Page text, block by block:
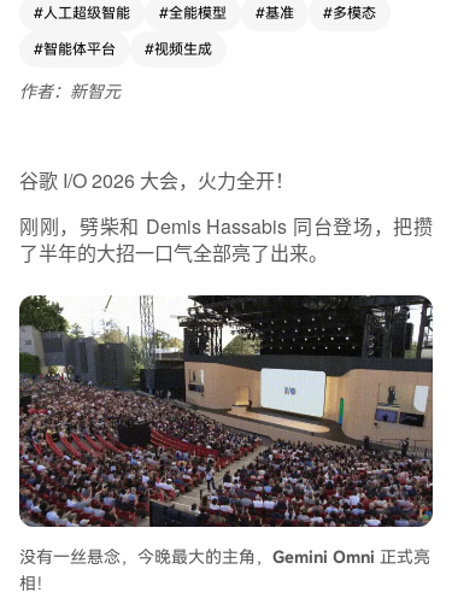
旗舰模型“Gemini 3.5 Flash”。该模型在编码、智
能体任务等多项基准测试中，性能全面超越了前代
超越了竞争对手的同类模型。与之配套的“Antigrav
功能完整的操作系统内核。 此外，谷歌发布了个
深度集成谷歌办公套件，能够7×24小时在云端运
行，根据用户指令自动跨应用（如Gmail、Docs、
规划活动等。 其他重要发布还包括：Gemini App
改版并改为算力计费、AI Ultra订阅计划调整以及
谷歌搜索25年来最大升级（接入Gemini 3.5 Flas
h）。 整场大会展示了谷歌在实现全模态理解与生
成、以及全天候自主智能代理方面的重大突破，标
志着AI技术正朝着更强大、更自主的方向加速演
进。
#人工超级智能 #全能模型 #基准 #多模态
#智能体平台 #视频生成
作者：新智元
谷歌 I/O 2026 大会，火力全开！
刚刚，劈柴和 Demis Hassabis 同台登场，把攒
了半年的大招一口气全部亮了出来。
没有一丝悬念，今晚最大的主角， Gemini Omni 正式亮
相！